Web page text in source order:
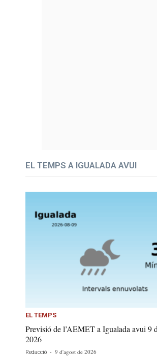
EL TEMPS A IGUALADA AVUI
EL TEMPS
Previsió de l’AEMET a Igualada avui 9
2026
Redacció - 9 d'agost de 2026